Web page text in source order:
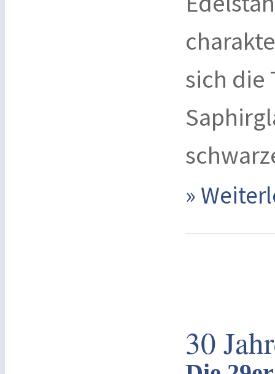
sich die
»
30